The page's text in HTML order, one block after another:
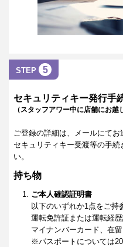
STEP 5
セキュリティキー発行手
（スタッフアワー中に店舗にお越
ご登録の詳細は、メールにてお
セキュリティキー受渡等の手
い。
持ち物
ご本人確認証明書
以下のいずれか1点をご持
運転免許証または運転経
マイナンバーカード、在
※パスポートについては